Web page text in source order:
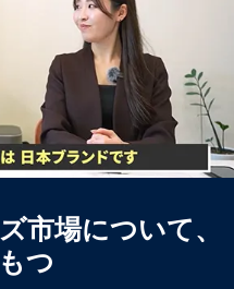
市場について、
つ